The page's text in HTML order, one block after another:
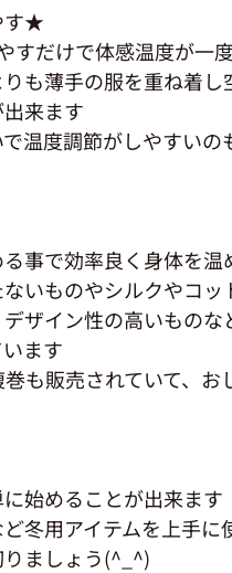
す★
すだけで体感温度が一
も薄手の服を重ね着
来ます
温度調節がしやすいの
事で効率良く身体を温
いものやシルクやコッ
ザイン性の高いものな
ます
も販売されていて、お
始めることが出来ます
冬用アイテムを上手に
ましょう(^_^)